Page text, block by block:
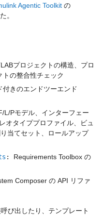
Agentic Toolkitの
。
プロジェクトの構造、プロ
トの整合性チェック
付きのエンドツーエンド
L/Pモデル、インターフェー
オタイププロファイル、ビュ
当てセット、ロールアップ
: Requirements Toolbox の
Composer の API リファ
び出したり、テンプレート